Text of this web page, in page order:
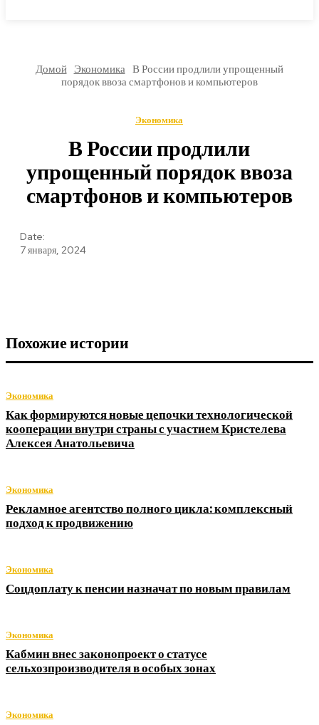
Домой Экономика В России продлили упрощенный
порядок ввоза смартфонов и компьютеров
Экономика
В России продлили
упрощенный порядок ввоза
смартфонов и компьютеров
Date:
7 января, 2024
Похожие истории
Экономика
Как формируются новые цепочки технологической
кооперации внутри страны с участием Кристелева
Алексея Анатольевича
Экономика
Рекламное агентство полного цикла: комплексный
подход к продвижению
Экономика
Соцдоплату к пенсии назначат по новым правилам
Экономика
Кабмин внес законопроект о статусе
сельхозпроизводителя в особых зонах
Экономика